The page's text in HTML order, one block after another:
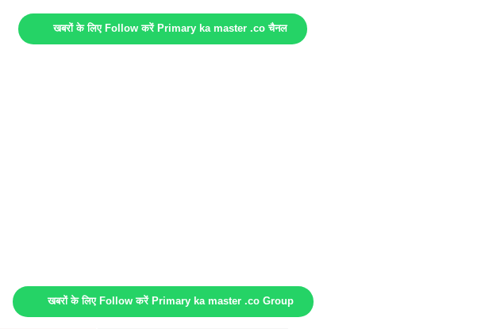
खबरों के लिए Follow करें Primary ka master .co चैनल
खबरों के लिए Follow करें Primary ka master .co Group